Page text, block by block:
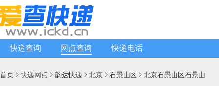
快递查询 网点查询 快递电话
首页 快递网点  韵达快递  北京  石景山区  北京石景山区石景山